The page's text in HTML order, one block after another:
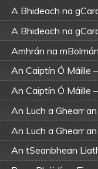
A Bhideach na
A Bhideach na
Amhrán na
An Caiptín Ó Máille
An Caiptín Ó Máille
An Luch a Ghearr
An Luch a Ghearr
An tSeanbhean